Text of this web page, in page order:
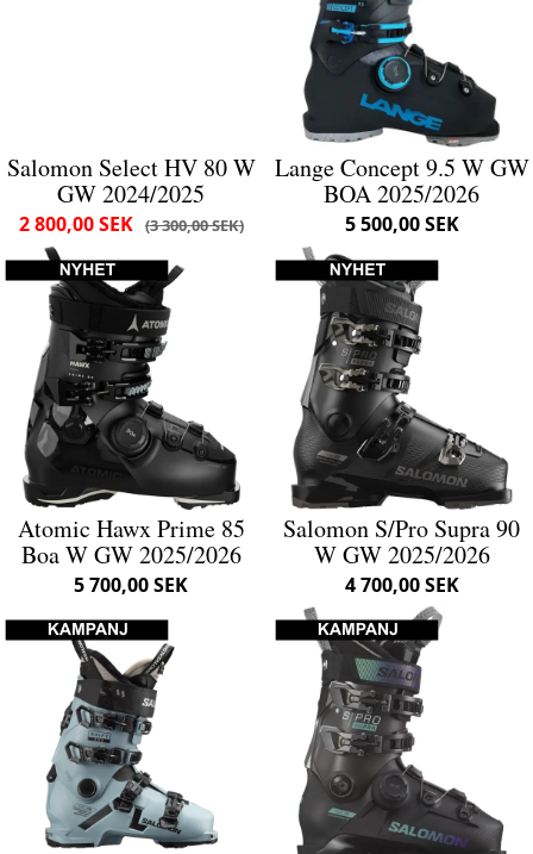
Salomon Select HV 80 W
GW 2024/2025
3 300,00 SEK
2 800,00 SEK
Lange Concept 9.5 W GW
BOA 2025/2026
5 500,00 SEK
Atomic Hawx Prime 85
Boa W GW 2025/2026
5 700,00 SEK
Salomon S/Pro Supra 90
W GW 2025/2026
4 700,00 SEK